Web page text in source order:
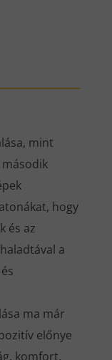
mint
hogy
és az
a
ma már
előnye
komfort,